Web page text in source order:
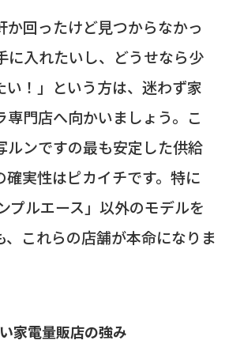
か回ったけど見つからなかっ
入れたいし、どうせなら少
い！」という方は、迷わず家
専門店へ向かいましょう。こ
ルンですの最も安定した供給
確実性はピカイチです。特に
プルエース」以外のモデルを
、これらの店舗が本命になりま
家電量販店の強み